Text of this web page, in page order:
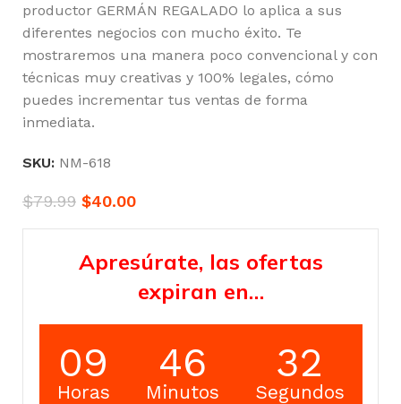
productor GERMÁN REGALADO lo aplica a sus
diferentes negocios con mucho éxito. Te
mostraremos una manera poco convencional y con
técnicas muy creativas y 100% legales, cómo
puedes incrementar tus ventas de forma
inmediata.
SKU: NM-618
$79.99 $40.00
Apresúrate, las ofertas
expiran en…
09
Horas
46
Minutos
31
Segundos